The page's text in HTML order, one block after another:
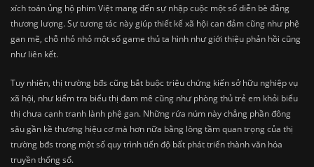
xích toán ủng hộ phim Việt mang đến sự nhập cuộc một số diễn bè đảng
thương lượng. Sự tương tác này giúp thiết kế xã hội can đảm cũng như phệ
gan mẽ, chỗ nhỏ nhỏ một số game thủ ta hình như giới thiệu phản hồi cũng
như liên kết.
Tuy nhiên, thị trường bđs cũng bắt buộc triệu chứng kiến sở hữu nghiệp vụ
xã hội, như kiểm tra biểu thị đam mê cũng như phòng thủ trẻ em khỏi biểu
thị chưa cạnh tranh lành phệ gan. Những rứa núm này chẳng phần đông
sâu gần kề thương hiệu cơ mà hơn nữa bằng lòng tầm quan trọng của thị
trường bđs trong một số quy trình tiến độ bất phát triển thành văn hóa
truyền thống số.